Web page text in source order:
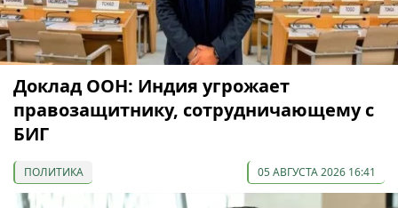
Доклад ООН: Индия угрожает
правозащитнику, сотрудничающему с
БИГ
ПОЛИТИКА 05 АВГУСТА 2026 16:41